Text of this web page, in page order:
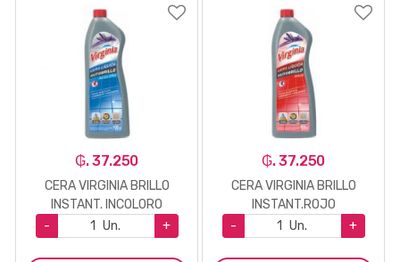
₲. 37.250
CERA VIRGINIA BRILLO
INSTANT. INCOLORO
-
Un. +
₲. 37.250
CERA VIRGINIA BRILLO
INSTANT.ROJO
-
Un. +